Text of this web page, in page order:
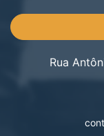
Rua